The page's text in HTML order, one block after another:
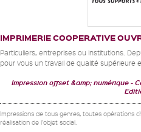
IMPRIMERIE COOPERATIVE
Particuliers, entreprises ou institutions.
pour vous un travail de qualité supérieure
Impression offset &amp; numérique
Impressions de tous genres, toutes opérations
réalisation de l'objet social.